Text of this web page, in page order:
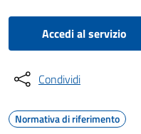
Accedi al servizio
Condividi
Normativa di riferimento